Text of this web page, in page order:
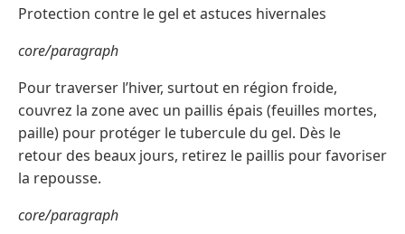
Protection contre le gel et astuces hivernales
core/paragraph
Pour traverser l’hiver, surtout en région froide,
couvrez la zone avec un paillis épais (feuilles mortes,
paille) pour protéger le tubercule du gel. Dès le
retour des beaux jours, retirez le paillis pour favoriser
la repousse.
core/paragraph